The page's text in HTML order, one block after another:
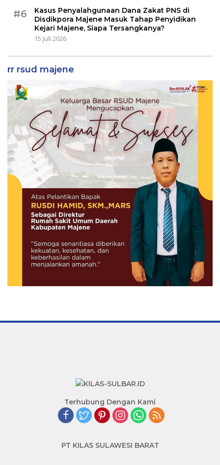
#6
Kasus Penyalahgunaan Dana Zakat PNS di
Disdikpora Majene Masuk Tahap Penyidikan
Kejari Majene, Siapa Tersangkanya?
15 Juli 2026
rr rsud majene
Terhubung Dengan Kami
PT KILAS SULAWESI BARAT